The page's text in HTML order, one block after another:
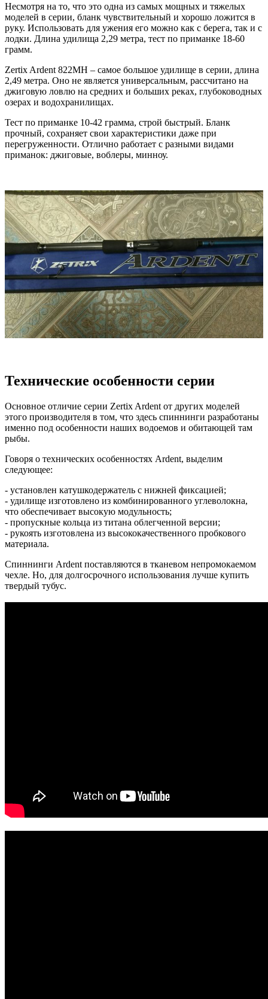
Несмотря на то, что это одна из самых мощных и тяжелых
моделей в серии, бланк чувствительный и хорошо ложится в
руку. Использовать для ужения его можно как с берега, так и с
лодки. Длина удилища 2,29 метра, тест по приманке 18-60
грамм.
Zertix Ardent 822МН – самое большое удилище в серии, длина
2,49 метра. Оно не является универсальным, рассчитано на
джиговую ловлю на средних и больших реках, глубоководных
озерах и водохранилищах.
Тест по приманке 10-42 грамма, строй быстрый. Бланк
прочный, сохраняет свои характеристики даже при
перегруженности. Отлично работает с разными видами
приманок: джиговые, воблеры, минноу.
Технические особенности серии
Основное отличие серии Zertix Ardent от других моделей
этого производителя в том, что здесь спиннинги разработаны
именно под особенности наших водоемов и обитающей там
рыбы.
Говоря о технических особенностях Ardent, выделим
следующее:
- установлен катушкодержатель с нижней фиксацией;
- удилище изготовлено из комбинированного углеволокна,
что обеспечивает высокую модульность;
- пропускные кольца из титана облегченной версии;
- рукоять изготовлена из высококачественного пробкового
материала.
Спиннинги Ardent поставляются в тканевом непромокаемом
чехле. Но, для долгосрочного использования лучше купить
твердый тубус.